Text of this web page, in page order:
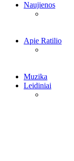
Naujienos
Apie Ratilio
Muzika
Leidiniai